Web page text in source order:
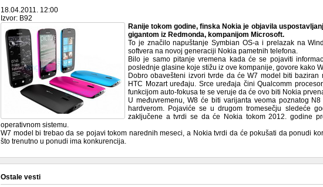
18.04.2011. 12:00
Izvor: B92
Ranije tokom godine, finska Nokia je objavila
gigantom iz Redmonda, kompanijom Microsoft.
To je značilo napuštanje Symbian OS-a i prelazak na
softvera na novoj generaciji Nokia pametnih telefona.
Bilo je samo pitanje vremena kada će se pojaviti
poslednje glasine koje stižu iz ove kompanije, govore kako
Dobro obavešteni izvori tvrde da će W7 model biti
HTC Mozart uređaju. Srce uređaja čini Qualcomm
funkcijom auto-fokusa te se veruje da će ovo biti Nokia
U međuvremenu, W8 će biti varijanta veoma poznatog
hardverom. Pojaviće se u drugom tromesečju sledeće
zaključene a tvrdi se da će Nokia tokom 2012. godine
operativnom sistemu.
W7 model bi trebao da se pojavi tokom narednih meseci, a Nokia tvrdi da će pokušati da ponudi
što trenutno u ponudi ima konkurencija.
Ostale vesti